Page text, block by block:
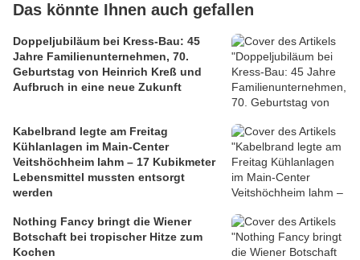
Das könnte Ihnen auch gefallen
Doppeljubiläum bei Kress-Bau: 45
Jahre Familienunternehmen, 70.
Geburtstag von Heinrich Kreß und
Aufbruch in eine neue Zukunft
Kabelbrand legte am Freitag
Kühlanlagen im Main-Center
Veitshöchheim lahm – 17 Kubikmeter
Lebensmittel mussten entsorgt
werden
Nothing Fancy bringt die Wiener
Botschaft bei tropischer Hitze zum
Kochen